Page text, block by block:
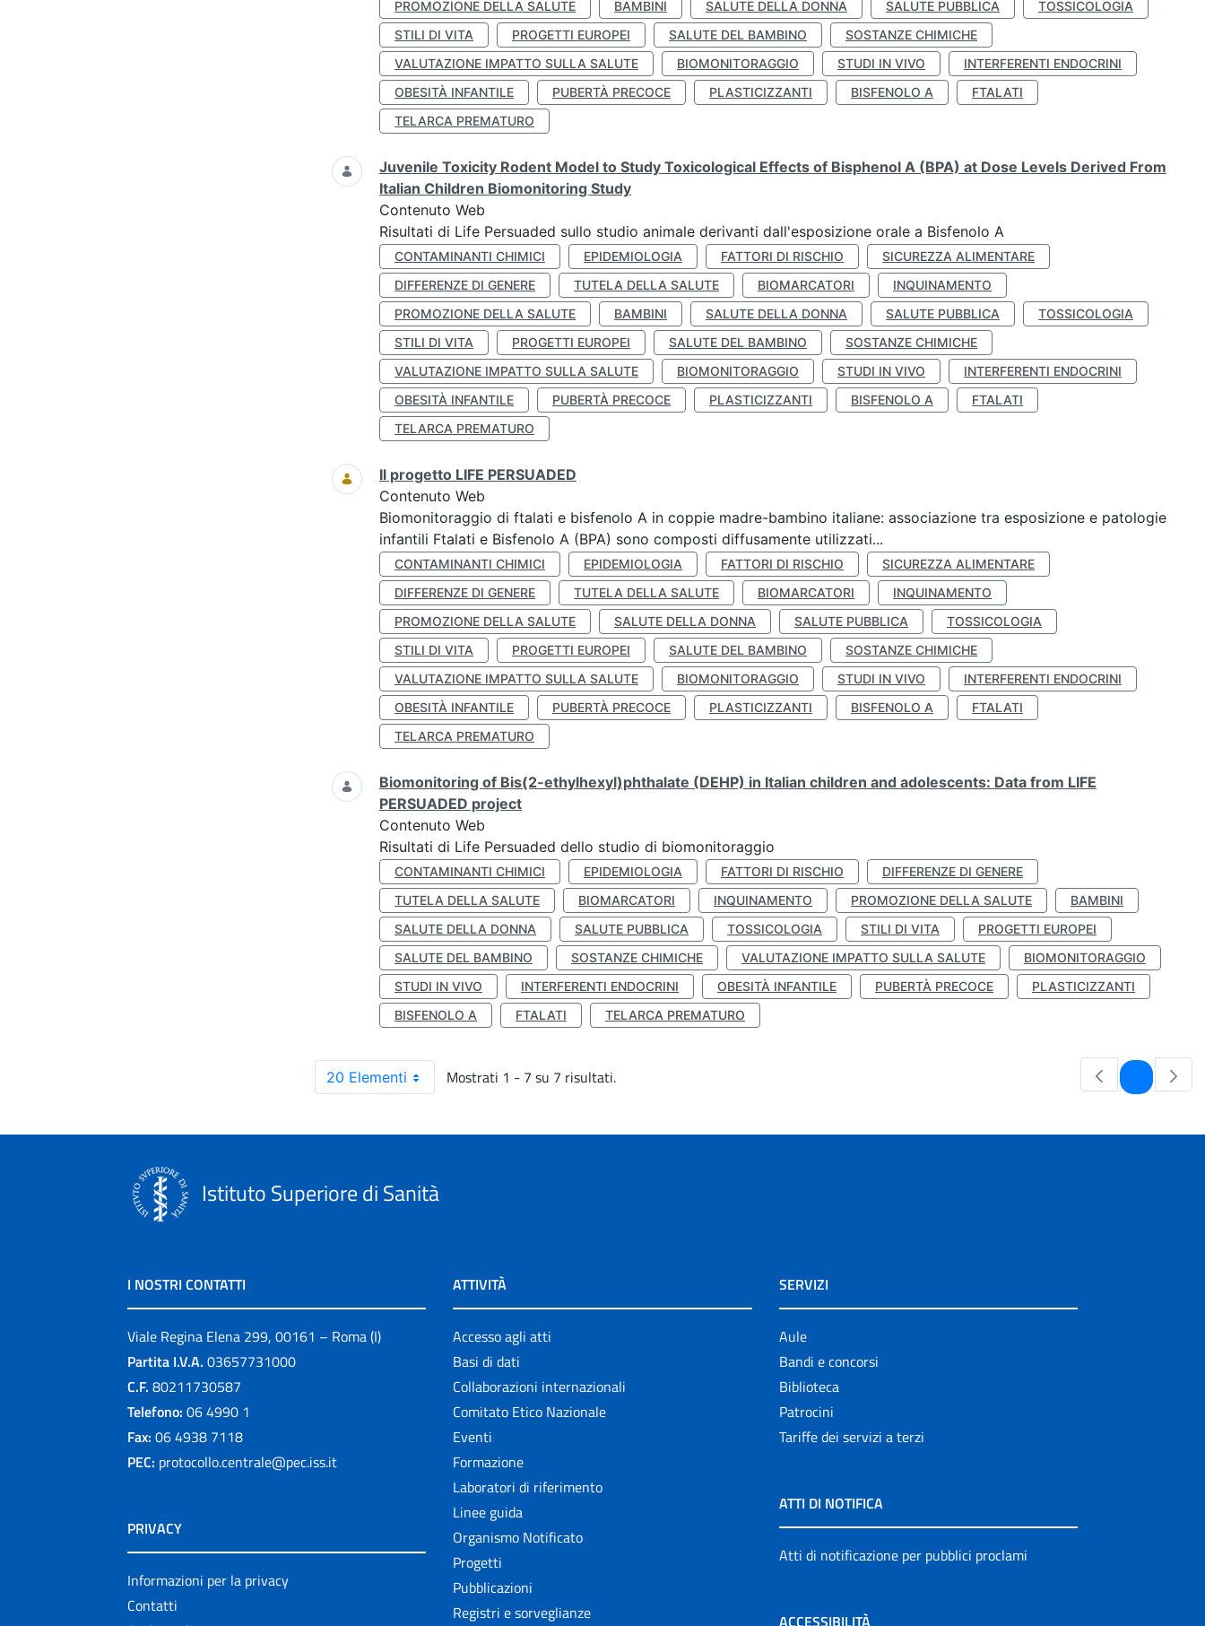
PROMOZIONE DELLA SALUTE
BAMBINI SALUTE DELLA DONNA SALUTE PUBBLICA
TOSSICOLOGIA
STILI DI VITA
PROGETTI EUROPEI SALUTE DEL BAMBINO
SOSTANZE CHIMICHE
VALUTAZIONE IMPATTO SULLA SALUTE
BIOMONITORAGGIO STUDI IN VIVO
INTERFERENTI ENDOCRINI
OBESITÀ INFANTILE
PUBERTÀ PRECOCE PLASTICIZZANTI BISFENOLO A
FTALATI
TELARCA PREMATURO
Juvenile Toxicity Rodent Model to Study Toxicological Effects of Bisphenol A (BPA) at Dose Levels Derived From
Italian Children Biomonitoring Study
Contenuto Web
Risultati di Life Persuaded sullo studio animale derivanti dall'esposizione orale a Bisfenolo A
CONTAMINANTI CHIMICI EPIDEMIOLOGIA FATTORI DI RISCHIO
SICUREZZA ALIMENTARE
DIFFERENZE DI GENERE
TUTELA DELLA SALUTE BIOMARCATORI
INQUINAMENTO
PROMOZIONE DELLA SALUTE
BAMBINI SALUTE DELLA DONNA SALUTE PUBBLICA
TOSSICOLOGIA
STILI DI VITA
PROGETTI EUROPEI SALUTE DEL BAMBINO
SOSTANZE CHIMICHE
VALUTAZIONE IMPATTO SULLA SALUTE
BIOMONITORAGGIO STUDI IN VIVO
INTERFERENTI ENDOCRINI
OBESITÀ INFANTILE
PUBERTÀ PRECOCE PLASTICIZZANTI BISFENOLO A
FTALATI
TELARCA PREMATURO
Il progetto LIFE PERSUADED
Contenuto Web
Biomonitoraggio di ftalati e bisfenolo A in coppie madre-bambino italiane: associazione tra esposizione e patologie
infantili Ftalati e Bisfenolo A (BPA) sono composti diffusamente utilizzati...
CONTAMINANTI CHIMICI EPIDEMIOLOGIA FATTORI DI RISCHIO
SICUREZZA ALIMENTARE
DIFFERENZE DI GENERE
TUTELA DELLA SALUTE BIOMARCATORI
INQUINAMENTO
PROMOZIONE DELLA SALUTE
SALUTE DELLA DONNA SALUTE PUBBLICA
TOSSICOLOGIA
STILI DI VITA
PROGETTI EUROPEI SALUTE DEL BAMBINO
SOSTANZE CHIMICHE
VALUTAZIONE IMPATTO SULLA SALUTE
BIOMONITORAGGIO STUDI IN VIVO
INTERFERENTI ENDOCRINI
OBESITÀ INFANTILE
PUBERTÀ PRECOCE PLASTICIZZANTI BISFENOLO A
FTALATI
TELARCA PREMATURO
Biomonitoring of Bis(2-ethylhexyl)phthalate (DEHP) in Italian children and adolescents: Data from LIFE
PERSUADED project
Contenuto Web
Risultati di Life Persuaded dello studio di biomonitoraggio
CONTAMINANTI CHIMICI EPIDEMIOLOGIA FATTORI DI RISCHIO
DIFFERENZE DI GENERE
TUTELA DELLA SALUTE
BIOMARCATORI INQUINAMENTO PROMOZIONE DELLA SALUTE
BAMBINI
SALUTE DELLA DONNA
SALUTE PUBBLICA TOSSICOLOGIA STILI DI VITA
PROGETTI EUROPEI
SALUTE DEL BAMBINO
SOSTANZE CHIMICHE VALUTAZIONE IMPATTO SULLA SALUTE
BIOMONITORAGGIO
STUDI IN VIVO
INTERFERENTI ENDOCRINI OBESITÀ INFANTILE PUBERTÀ PRECOCE
PLASTICIZZANTI
BISFENOLO A
FTALATI TELARCA PREMATURO
20 Elementi Mostrati 1 - 7 su 7 risultati. Pagina
Istituto Superiore di Sanità
I NOSTRI CONTATTI
Viale Regina Elena 299, 00161 – Roma (I)
Partita I.V.A. 03657731000
C.F. 80211730587
Telefono: 06 4990 1
Fax: 06 4938 7118
PEC: protocollo.centrale@pec.iss.it
PRIVACY
Informazioni per la privacy
Contatti
ATTIVITÀ
Accesso agli atti
Basi di dati
Collaborazioni internazionali
Comitato Etico Nazionale
Eventi
Formazione
Laboratori di riferimento
Linee guida
Organismo Notificato
Progetti
Pubblicazioni
Registri e sorveglianze
SERVIZI
Aule
Bandi e concorsi
Biblioteca
Patrocini
Tariffe dei servizi a terzi
ATTI DI NOTIFICA
Atti di notificazione per pubblici proclami
ACCESSIBILITÀ